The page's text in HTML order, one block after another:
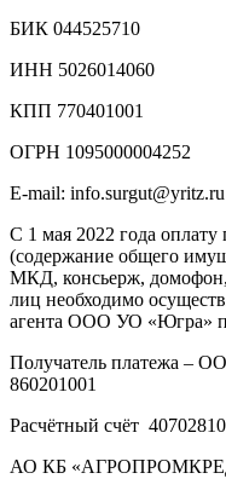
БИК 044525710
ИНН 5026014060
КПП 770401001
ОГРН 1095000004252
E-mail: info.surgut@yritz.ru
С 1 мая 2022 года
(содержание общего
МКД, консьерж, домофон,
лиц необходимо
агента ООО УО «Югра»
Получатель платежа
860201001
Расчётный счёт
АО КБ